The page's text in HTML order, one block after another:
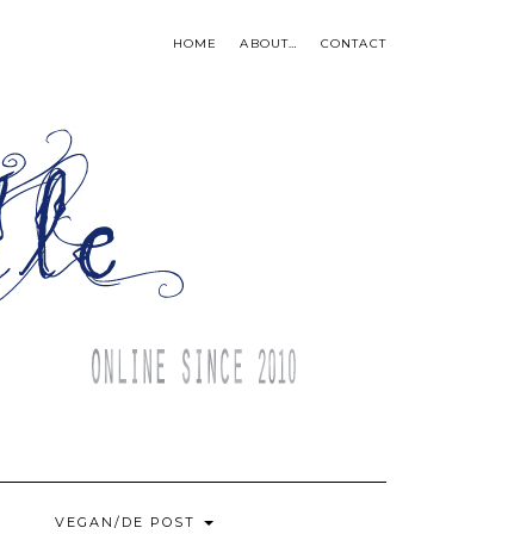
HOME ABOUT… CONTACT
VEGAN/DE POST